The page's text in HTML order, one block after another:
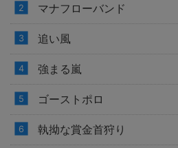
マナフローバンド
追い風
強まる嵐
ゴーストポロ
執拗な賞金首狩り